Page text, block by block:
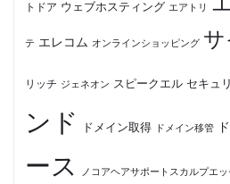
トドア ウェブホスティング エアトリ
テ エレコム オンラインショッピング
リッチ ジェネオン スピークエル セキュ
ンド
ドメイン取得 ドメイン移管
ース
ノコアヘアサポートスカルプエッ